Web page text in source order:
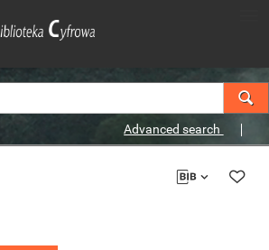
Advanced search